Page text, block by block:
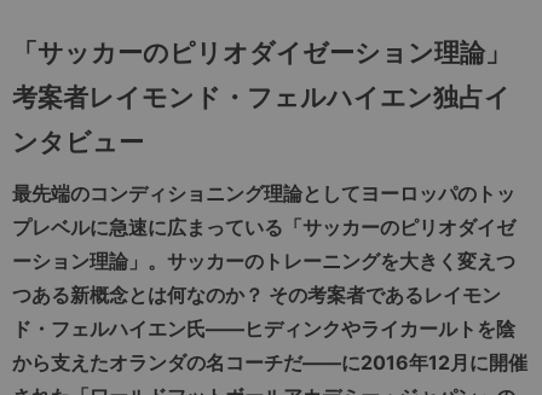
「サッカーのピリオダイゼーション理論」
考案者レイモンド・フェルハイエン独占イ
ンタビュー
最先端のコンディショニング理論としてヨーロッパのトッ
プレベルに急速に広まっている「サッカーのピリオダイゼ
ーション理論」。サッカーのトレーニングを大きく変えつ
つある新概念とは何なのか？ その考案者であるレイモン
ド・フェルハイエン氏――ヒディンクやライカールトを陰
から支えたオランダの名コーチだ――に2016年12月に開催